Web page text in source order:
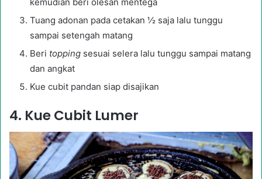
Tuang adonan pada cetakan ½ saja lalu tunggu
sampai setengah matang
Beri topping sesuai selera lalu tunggu sampai matang
dan angkat
Kue cubit pandan siap disajikan
4. Kue Cubit Lumer